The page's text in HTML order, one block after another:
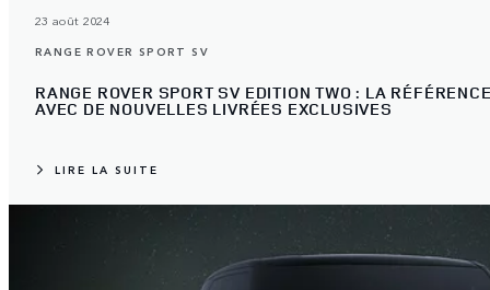
23 août 2024
RANGE ROVER SPORT SV
RANGE ROVER SPORT SV EDITION TWO : LA
AVEC DE NOUVELLES LIVRÉES EXCLUSIVES
LIRE LA SUITE